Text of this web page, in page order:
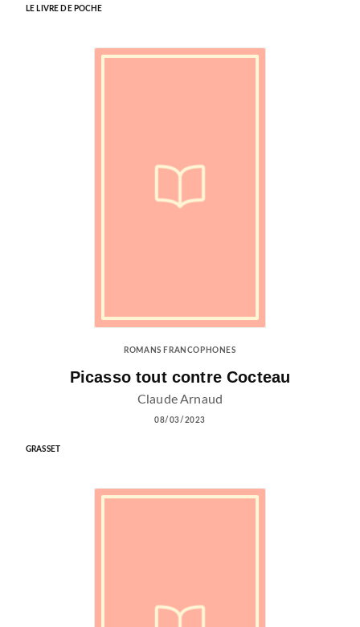
LE LIVRE DE POCHE
ROMANS FRANCOPHONES
Picasso tout contre Cocteau
Claude Arnaud
08/03/2023
GRASSET